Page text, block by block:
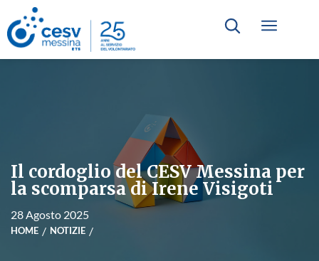
Il cordoglio del CESV Messina per
la scomparsa di Irene Visigoti
28 Agosto 2025
HOME NOTIZIE